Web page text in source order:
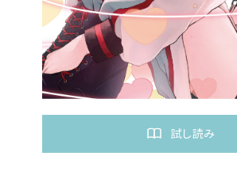
試し読み